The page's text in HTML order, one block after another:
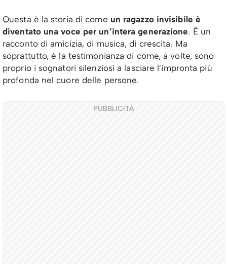
Questa è la storia di come un ragazzo invisibile è
diventato una voce per un’intera generazione. È un
racconto di amicizia, di musica, di crescita. Ma
soprattutto, è la testimonianza di come, a volte, sono
proprio i sognatori silenziosi a lasciare l’impronta più
profonda nel cuore delle persone.
PUBBLICITÀ